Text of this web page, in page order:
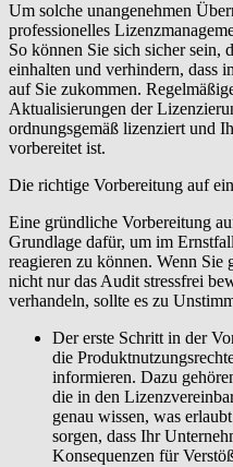
Um solche unangenehmen
professionelles
So können Sie sich sicher sein,
einhalten und verhindern, dass
auf Sie zukommen.
Aktualisierungen der
ordnungsgemäß lizenziert und
vorbereitet ist.
Die richtige Vorbereitung auf
Eine gründliche Vorbereitung
Grundlage dafür, um im
reagieren zu können. Wenn Sie
nicht nur das Audit stressfrei
verhandeln, sollte es zu
Der erste Schritt in der
die
informieren. Dazu
die in den
genau wissen, was
sorgen, dass Ihr
Konsequenzen für